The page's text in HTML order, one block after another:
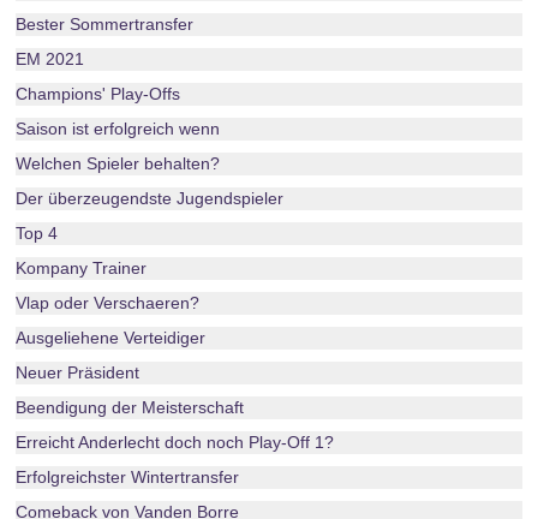
Bester Sommertransfer
EM 2021
Champions' Play-Offs
Saison ist erfolgreich wenn
Welchen Spieler behalten?
Der überzeugendste Jugendspieler
Top 4
Kompany Trainer
Vlap oder Verschaeren?
Ausgeliehene Verteidiger
Neuer Präsident
Beendigung der Meisterschaft
Erreicht Anderlecht doch noch Play-Off 1?
Erfolgreichster Wintertransfer
Comeback von Vanden Borre